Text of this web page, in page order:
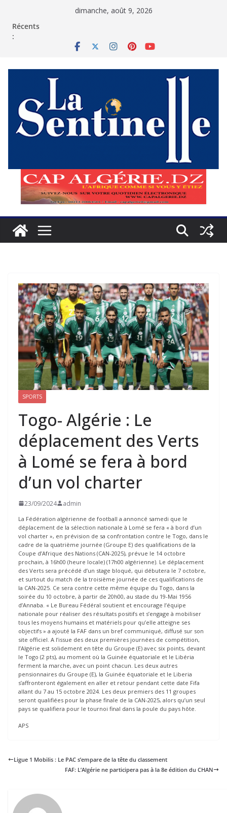
dimanche, août 9, 2026
Récents
:
SPORTS
Togo- Algérie : Le
déplacement des Verts
à Lomé se fera à bord
d’un vol charter
23/09/2024 admin
La Fédération algérienne de football a annoncé samedi que le
déplacement de la sélection nationale à Lomé se fera « à bord d’un
vol charter », en prévision de sa confrontation contre le Togo, dans le
cadre de la quatrième journée (Groupe E) des qualifications de la
Coupe d’Afrique des Nations (CAN-2025), prévue le 14 octobre
prochain, à 16h00 (heure locale) (17h00 algérienne). Le déplacement
des Verts sera précédé d’un stage bloqué, qui débutera le 7 octobre,
et surtout du match de la troisième journée de ces qualifications de
la CAN-2025. Ce sera contre cette même équipe du Togo, dans la
soirée du 10 octobre, à partir de 20h00, au stade du 19-Mai 1956
d’Annaba. « Le Bureau Fédéral soutient et encourage l’équipe
nationale pour réaliser des résultats positifs et s’engage à mobiliser
tous les moyens humains et matériels pour qu’elle atteigne ses
objectifs » a ajouté la FAF dans un bref communiqué, diffusé sur son
site officiel. A l’issue des deux premières journées de compétition,
l’Algérie est solidement en tête du Groupe (E) avec six points, devant
le Togo (2 pts), au moment où la Guinée équatoriale et le Libéria
ferment la marche, avec un point chacun. Les deux autres
pensionnaires du Groupe (E), la Guinée équatoriale et le Liberia
s’affronteront également en aller et retour pendant cette date Fifa
allant du 7 au 15 octobre 2024. Les deux premiers des 11 groupes
seront qualifiées pour la phase finale de la CAN-2025, alors qu’un seul
pays se qualifiera pour le tournoi final dans la poule du pays hôte.
APS
Ligue 1 Mobilis : Le PAC s’empare de la tête du classement
FAF: L’Algérie ne participera pas à la 8e édition du CHAN